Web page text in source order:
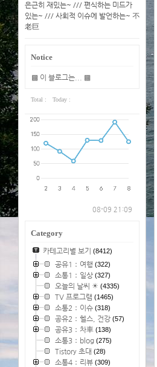
은근히 재밌는~ /// 편식하는 미드가
있는~ /// 사회적 이슈에 발언하는~ 不
老巨
Notice
▩ 이 블로그는... ▩
Total : Today :
08-09 21:09
Category
카테고리별 보기 (8412)
공유1：여행 (322)
소통1：일상 (327)
오늘의 날씨 ☀ (4335)
TV 프로그램 (1465)
소통2：이슈 (318)
공유2：헬스, 건강 (57)
공유3：차車 (138)
소통3：blog (275)
Tistory 초대 (28)
소통4：리뷰 (309)